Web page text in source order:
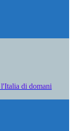
di domani